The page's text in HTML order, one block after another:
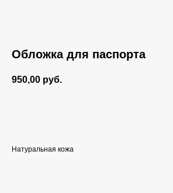
Обложка для паспорта
950,00 руб.
Натуральная кожа